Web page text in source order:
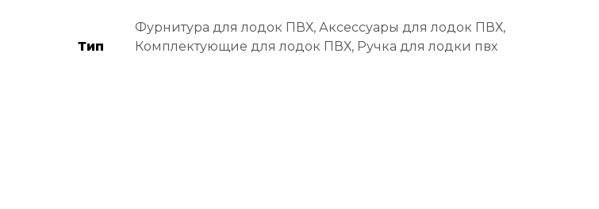
Тип
Фурнитура для лодок ПВХ, Аксессуары для лодок ПВХ,
Комплектующие для лодок ПВХ, Ручка для лодки пвх